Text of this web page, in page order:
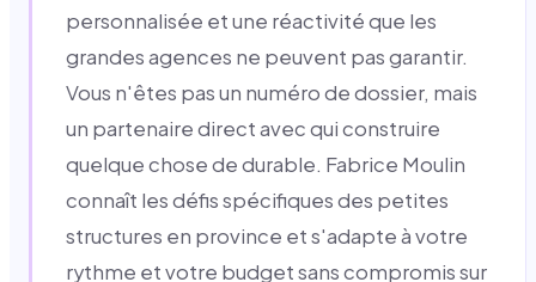
personnalisée et une réactivité que les
grandes agences ne peuvent pas garantir.
Vous n'êtes pas un numéro de dossier, mais
un partenaire direct avec qui construire
quelque chose de durable. Fabrice Moulin
connaît les défis spécifiques des petites
structures en province et s'adapte à votre
rythme et votre budget sans compromis sur